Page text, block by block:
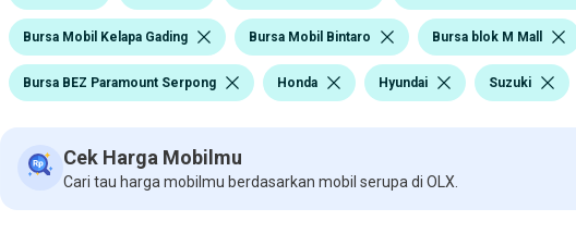
Bursa Mobil Kelapa Gading Bursa Mobil Bintaro Bursa blok M Mall
Bursa BEZ Paramount Serpong Honda Hyundai Suzuki
Cek Harga Mobilmu
Cari tau harga mobilmu berdasarkan mobil serupa di OLX.